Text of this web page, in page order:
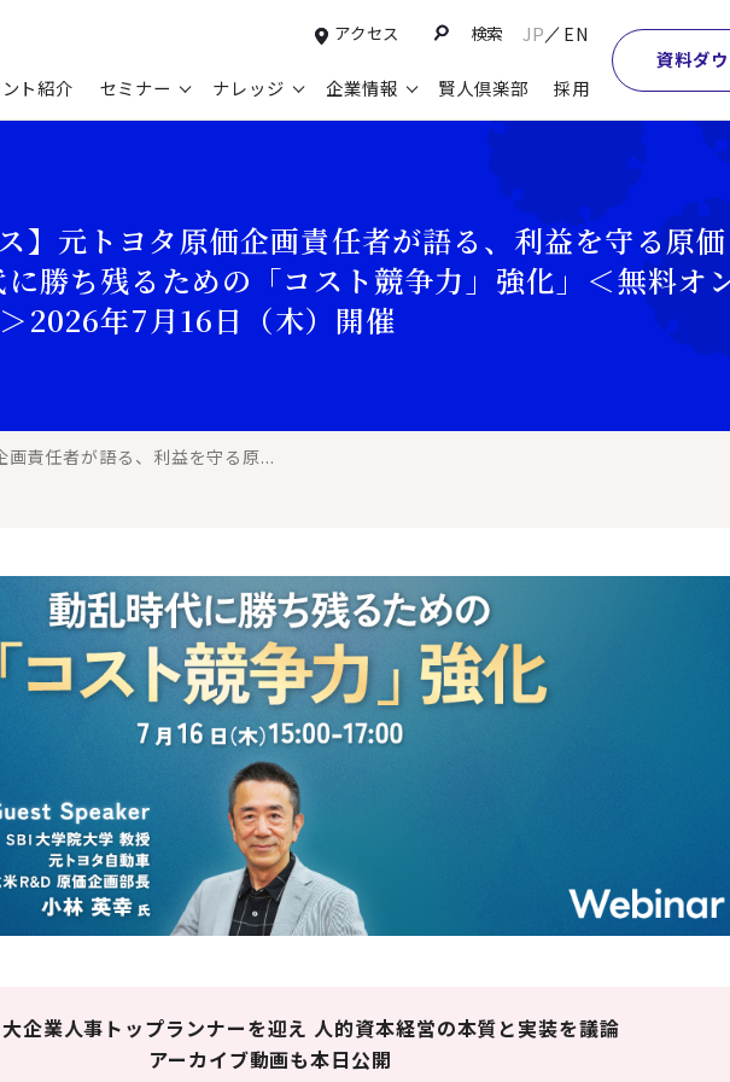
アクセス 検索 JP EN
ト紹介 セミナー ナレッジ 企業情報 賢人倶楽部 採用
資料ダ
新規事業開発・ビジネスモデル変革・
M&A支援
グループ・グローバル経営管理
ガバナンス・リスクマネジメント強化
本社・間
サプライ
物流改革
ヒューマ
ビジネス
配信中のセミナーアーカイブ
過去のセミナー
経営企画・事業戦略
経営管理・経理・財務
IT・デジタル
営業・マーケティング
設計・開発・生産・調達
【特集】会計システム刷新
【特集】CFO革新
【特集】FP＆Aへの旅
【特集】ポスト2027年の
【特集】ユーザー主導の
トップメッセージ
コンプライアンス（法令遵守）
顧問紹介
学術顧問紹介
DE&I推進の
グループ会社
グローバルネ
パートナー
メディア掲載
】元トヨタ原価企画責任者が語る、利益を守る原価
勝ち残るための「コスト競争力」強化」＜無料オ
2026年7月16日（木）開催
責任者が語る、利益を守る原...
企業人事トップランナーを迎え 人的資本経営の本質と実装を議論
アーカイブ動画も本日公開